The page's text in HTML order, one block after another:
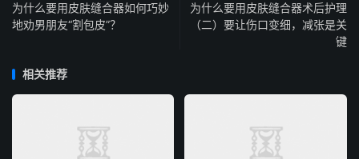
为什么要用皮肤缝合器如何巧妙
地劝男朋友“割包皮”？
为什么要用皮肤缝合器术后护理
（二）要让伤口变细，减张是关
键
相关推荐